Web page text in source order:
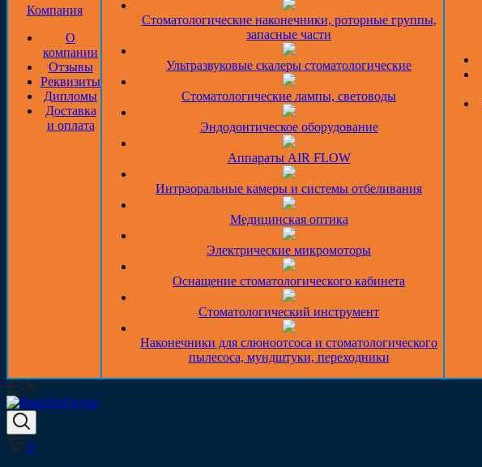
Компания
О
компании
Отзывы
Реквизиты
Дипломы
Доставка
и оплата
Стоматологические наконечники, роторные группы,
запасные части
Ультразвуковые скалеры стоматологические
Стоматологические лампы, световоды
Эндодонтическое оборудование
Аппараты AIR FLOW
Интраоральные камеры и системы отбеливания
Медицинская оптика
Электрические микромоторы
Оснащение стоматологического кабинета
Стоматологический инструмент
Наконечники для слюноотсоса и стоматологического
пылесоса, мундштуки, переходники
0